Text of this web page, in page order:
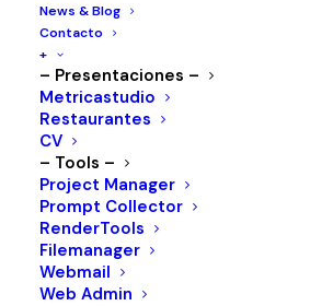
News & Blog
Contacto
+
– Presentaciones –
Metricastudio
Restaurantes
CV
– Tools –
Project Manager
Prompt Collector
RenderTools
Filemanager
Webmail
Web Admin